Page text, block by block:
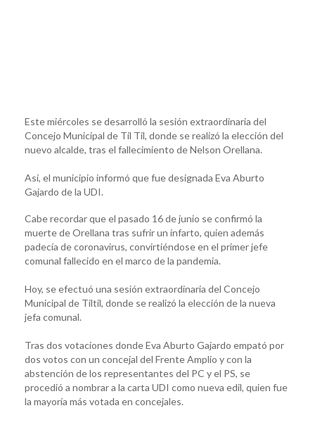
Este miércoles se desarrolló la sesión extraordinaria del
Concejo Municipal de Til Til, donde se realizó la elección del
nuevo alcalde, tras el fallecimiento de Nelson Orellana.
Así, el municipio informó que fue designada Eva Aburto
Gajardo de la UDI.
Cabe recordar que el pasado 16 de junio se confirmó la
muerte de Orellana tras sufrir un infarto, quien además
padecía de coronavirus, convirtiéndose en el primer jefe
comunal fallecido en el marco de la pandemia.
Hoy, se efectuó una sesión extraordinaria del Concejo
Municipal de Tiltil, donde se realizó la elección de la nueva
jefa comunal.
Tras dos votaciones donde Eva Aburto Gajardo empató por
dos votos con un concejal del Frente Amplio y con la
abstención de los representantes del PC y el PS, se
procedió a nombrar a la carta UDI como nueva edil, quien fue
la mayoría más votada en concejales.